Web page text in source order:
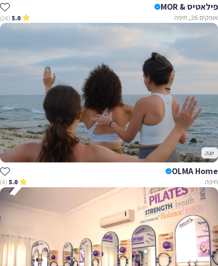
פילאטיס & MOR
אופקים 26, חיפה 5.0
(24)
יוגה
OLMA Home
חיפה 5.0
(4)